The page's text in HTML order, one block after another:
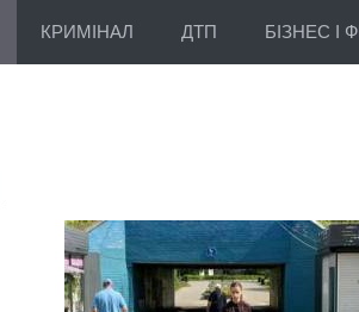
КРИМІНАЛ ДТП БІЗНЕС І